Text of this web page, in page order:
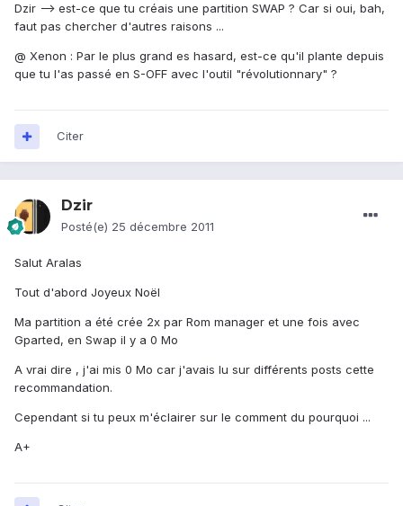
Dzir --> est-ce que tu créais une partition SWAP ? Car si oui, bah,
faut pas chercher d'autres raisons ...
@ Xenon : Par le plus grand es hasard, est-ce qu'il plante depuis
que tu l'as passé en S-OFF avec l'outil "révolutionnary" ?
Citer
Dzir
Posté(e) 25 décembre 2011
Salut Aralas
Tout d'abord Joyeux Noël
Ma partition a été crée 2x par Rom manager et une fois avec
Gparted, en Swap il y a 0 Mo
A vrai dire , j'ai mis 0 Mo car j'avais lu sur différents posts cette
recommandation.
Cependant si tu peux m'éclairer sur le comment du pourquoi ...
A+